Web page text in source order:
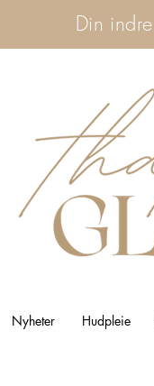
Din
Nyheter Hudpleie